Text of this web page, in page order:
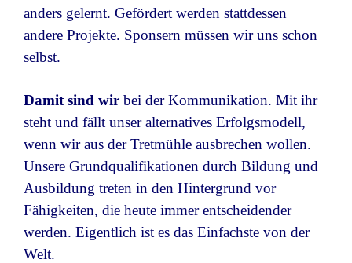
anders gelernt. Gefördert werden stattdessen
andere Projekte. Sponsern müssen wir uns schon
selbst.
Damit sind wir bei der Kommunikation. Mit ihr
steht und fällt unser alternatives Erfolgsmodell,
wenn wir aus der Tretmühle ausbrechen wollen.
Unsere Grundqualifikationen durch Bildung und
Ausbildung treten in den Hintergrund vor
Fähigkeiten, die heute immer entscheidender
werden. Eigentlich ist es das Einfachste von der
Welt.